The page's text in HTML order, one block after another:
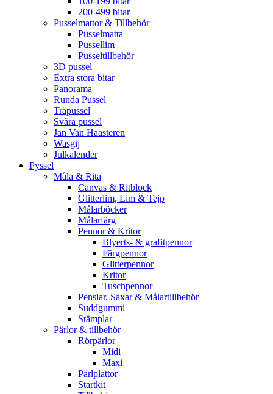
200-499 bitar
Pusselmattor & Tillbehör
Pusselmatta
Pussellim
Pusseltillbehör
3D pussel
Extra stora bitar
Panorama
Runda Pussel
Träpussel
Svåra pussel
Jan Van Haasteren
Wasgij
Julkalender
Pyssel
Måla & Rita
Canvas & Ritblock
Glitterlim, Lim & Tejp
Målarböcker
Målarfärg
Pennor & Kritor
Blyerts- & grafitpennor
Färgpennor
Glitterpennor
Kritor
Tuschpennor
Penslar, Saxar & Målartillbehör
Suddgummi
Stämplar
Pärlor & tillbehör
Rörpärlor
Midi
Maxi
Pärlplattor
Startkit